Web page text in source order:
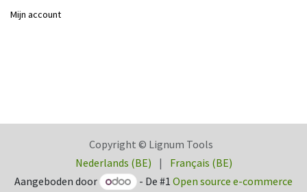
Mijn account
Copyright © Lignum Tools
Nederlands (BE)
|
Français (BE)
Aangeboden door
- De #1 Open source e-commerce